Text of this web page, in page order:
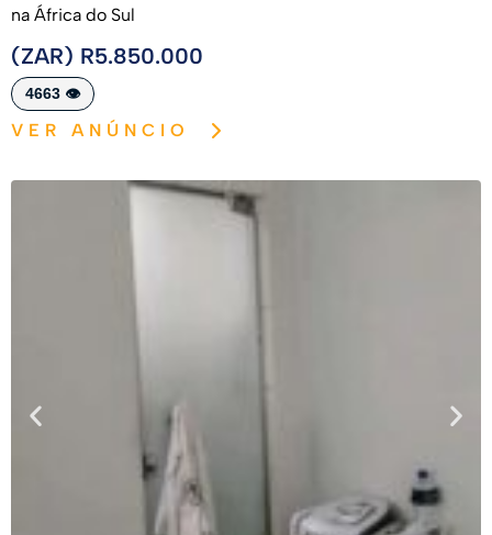
na África do Sul
(ZAR) R5.850.000
4663 👁️
VER ANÚNCIO